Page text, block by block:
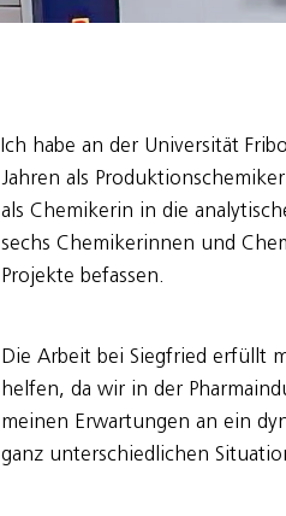
Ich habe an der Universität
Jahren als
als Chemikerin in die
sechs Chemikerinnen und
Projekte befassen.
Die Arbeit bei Siegfried erfüllt
helfen, da wir in der
meinen Erwartungen an ein
ganz unterschiedlichen